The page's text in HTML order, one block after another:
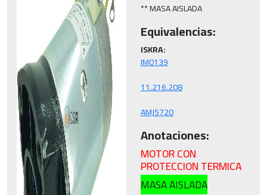
** MASA AISLADA
Equivalencias:
ISKRA:
AMJ5720
Anotaciones:
MOTOR CON
PROTECCION TERMICA
MASA AISLADA